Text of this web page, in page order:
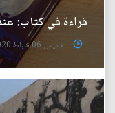
قراءة في كتاب:
الخميس 06 شباط 2020